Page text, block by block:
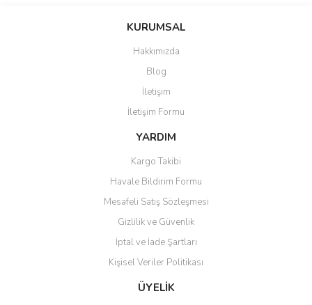
Ürün fiyatı diğer sitelerden daha pahalı.
Bu ürüne benzer farklı alternatifler olmalı.
Gönder
KURUMSAL
Hakkımızda
Blog
İletişim
İletişim Formu
YARDIM
Kargo Takibi
Havale Bildirim Formu
Mesafeli Satış Sözleşmesi
Gizlilik ve Güvenlik
İptal ve İade Şartları
Kişisel Veriler Politikası
ÜYELİK